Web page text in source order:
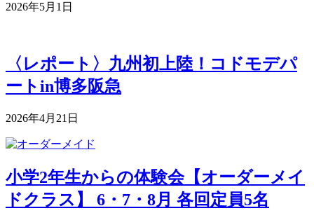
2026年5月1日
〈レポート〉九州初上陸！コドモデパ
ートin博多阪急
2026年4月21日
小学2年生からの体験会【オーダーメイ
ドクラス】 6・7・8月 各回定員5名